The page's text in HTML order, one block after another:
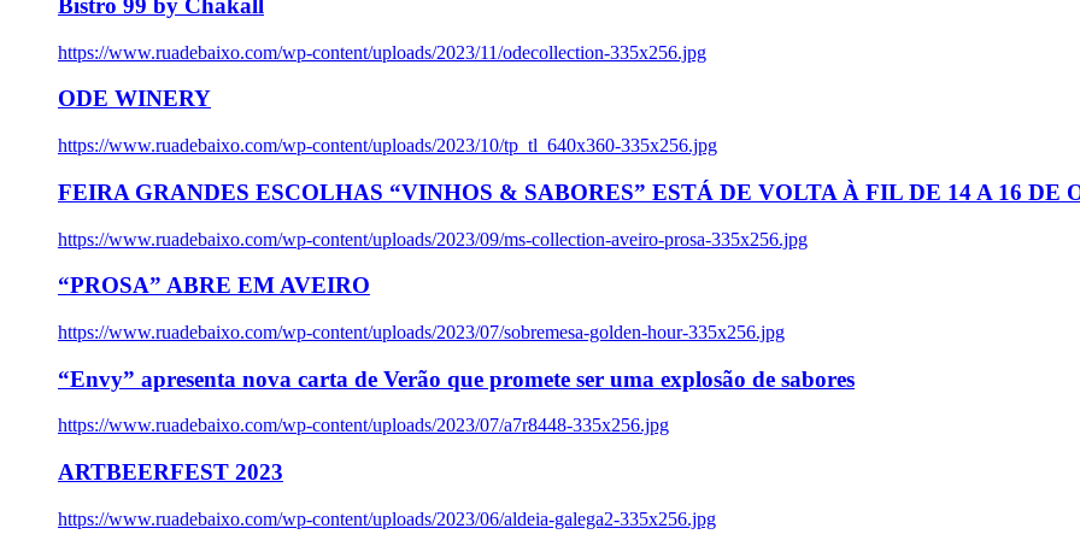
Bistro 99 by Chakall
https://www.ruadebaixo.com/wp-content/uploads/2023/11/odecollection-335x256.jpg
ODE WINERY
https://www.ruadebaixo.com/wp-content/uploads/2023/10/tp_tl_640x360-335x256.jpg
FEIRA GRANDES ESCOLHAS “VINHOS & SABORES” ESTÁ DE VOLTA À FIL DE 14 A 16 DE
https://www.ruadebaixo.com/wp-content/uploads/2023/09/ms-collection-aveiro-prosa-335x256.jpg
“PROSA” ABRE EM AVEIRO
https://www.ruadebaixo.com/wp-content/uploads/2023/07/sobremesa-golden-hour-335x256.jpg
“Envy” apresenta nova carta de Verão que promete ser uma explosão de sabores
https://www.ruadebaixo.com/wp-content/uploads/2023/07/a7r8448-335x256.jpg
ARTBEERFEST 2023
https://www.ruadebaixo.com/wp-content/uploads/2023/06/aldeia-galega2-335x256.jpg